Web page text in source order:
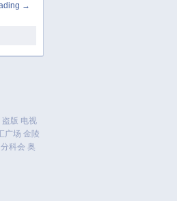
→
盗版 电视
广场 金陵
分科会 奥